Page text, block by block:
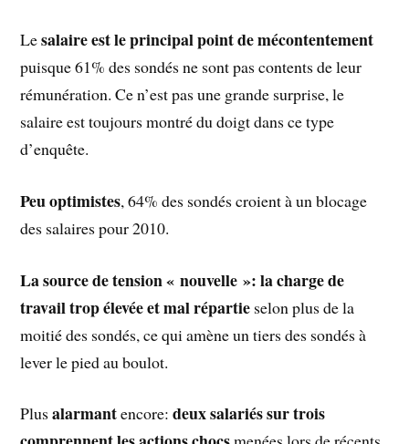
Lesalaire est le principal point de mécontentement
puisque 61% des sondés ne sont pas contents de leur
rémunération. Ce n’est pas une grande surprise, le
salaire est toujours montré du doigt dans ce type
d’enquête.
Peu optimistes, 64% des sondés croient à un blocage
des salaires pour 2010.
La source de tension « nouvelle »: la charge de
travail trop élevée et mal répartie selon plus de la
moitié des sondés, ce qui amène un tiers des sondés à
lever le pied au boulot.
Plusalarmantencore:deux salariés sur trois